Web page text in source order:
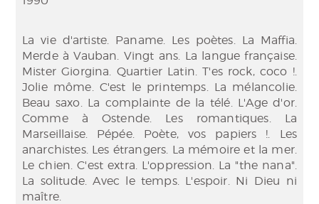
La vie d'artiste. Paname. Les poètes. La Maffia.
Merde à Vauban. Vingt ans. La langue française.
Mister Giorgina. Quartier Latin. T'es rock, coco !.
Jolie môme. C'est le printemps. La mélancolie.
Beau saxo. La complainte de la télé. L'Age d'or.
Comme à Ostende. Les romantiques. La
Marseillaise. Pépée. Poète, vos papiers !. Les
anarchistes. Les étrangers. La mémoire et la mer.
Le chien. C'est extra. L'oppression. La "the nana".
La solitude. Avec le temps. L'espoir. Ni Dieu ni
maître.